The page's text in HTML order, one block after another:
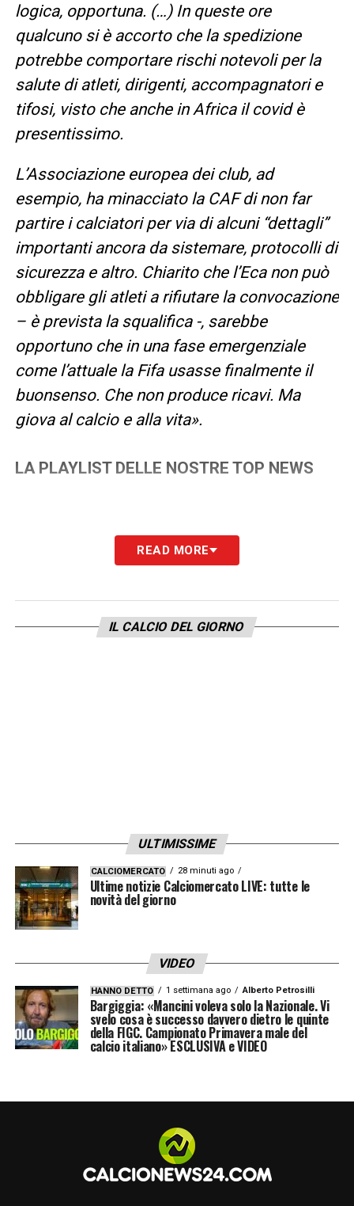
logica, opportuna. (…) In queste ore
qualcuno si è accorto che la spedizione
potrebbe comportare rischi notevoli per la
salute di atleti, dirigenti, accompagnatori e
tifosi, visto che anche in Africa il covid è
presentissimo.
L’Associazione europea dei club, ad
esempio, ha minacciato la CAF di non far
partire i calciatori per via di alcuni “dettagli”
importanti ancora da sistemare, protocolli di
sicurezza e altro. Chiarito che l’Eca non può
obbligare gli atleti a rifiutare la convocazione
– è prevista la squalifica -, sarebbe
opportuno che in una fase emergenziale
come l’attuale la Fifa usasse finalmente il
buonsenso. Che non produce ricavi. Ma
giova al calcio e alla vita».
LA PLAYLIST DELLE NOSTRE TOP NEWS
READ MORE
IL CALCIO DEL GIORNO
ULTIMISSIME
CALCIOMERCATO 28 minuti ago
Ultime notizie Calciomercato LIVE: tutte le
novità del giorno
VIDEO
HANNO DETTO 1 settimana ago Alberto Petrosilli
Bargiggia: «Mancini voleva solo la Nazionale. Vi
svelo cosa è successo davvero dietro le quinte
della FIGC. Campionato Primavera male del
calcio italiano» ESCLUSIVA e VIDEO